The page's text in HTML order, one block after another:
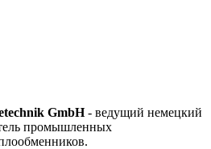
GmbH- ведущий немецкий
промышленных